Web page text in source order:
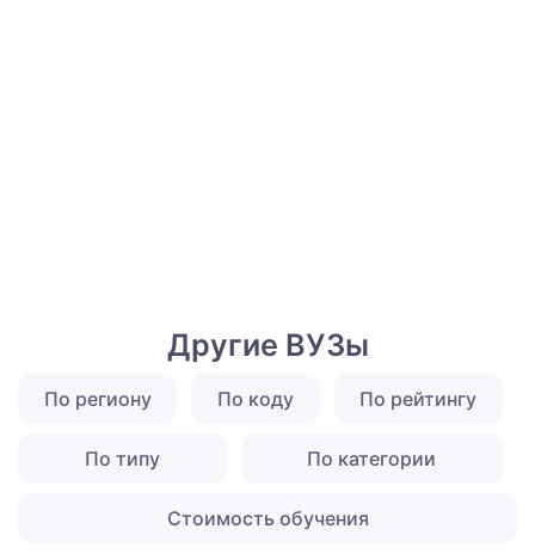
Другие ВУЗы
По региону По коду По рейтингу
По типу По категории
Стоимость обучения